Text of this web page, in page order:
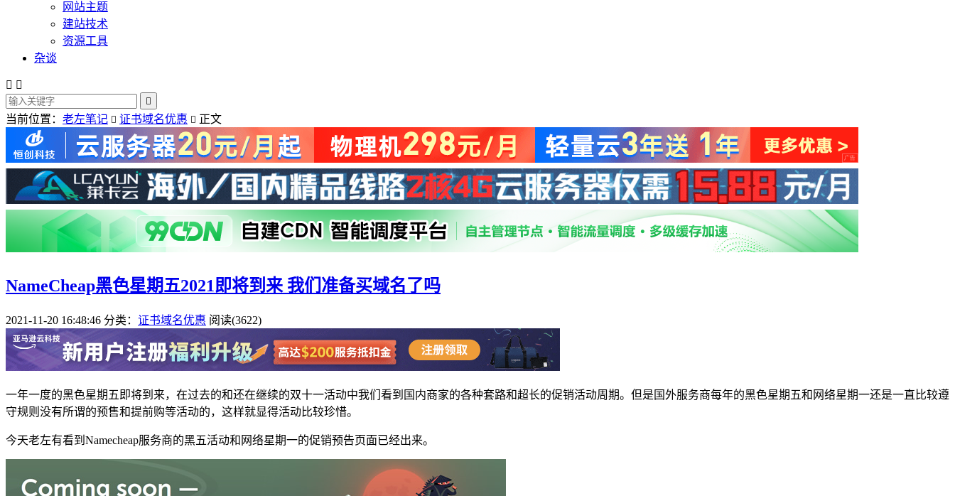
网站主题
建站技术
资源工具
杂谈
 

当前位置： 老左笔记  证书域名优惠  正文
NameCheap黑色星期五2021即将到来 我们准备买域名了吗
2021-11-20 16:48:46 分类： 证书域名优惠 阅读(3622)
一年一度的黑色星期五即将到来，在过去的和还在继续的双十一活动中我们看到国内商家的各种套路和超长的促销活动周期。但是国外服务商每年的黑色星期五和网络星期一还是一直比较遵
守规则没有所谓的预售和提前购等活动的，这样就显得活动比较珍惜。
今天老左有看到Namecheap服务商的黑五活动和网络星期一的促销预告页面已经出来。